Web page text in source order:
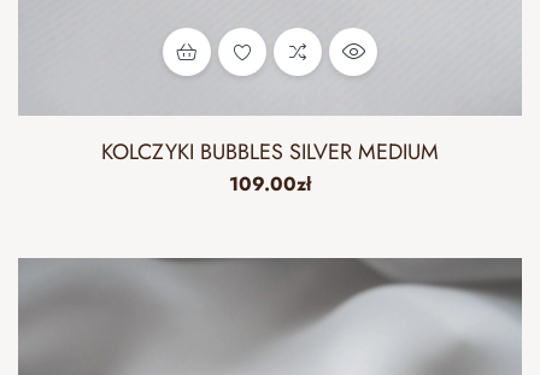
KOLCZYKI BUBBLES SILVER MEDIUM
109.00zł